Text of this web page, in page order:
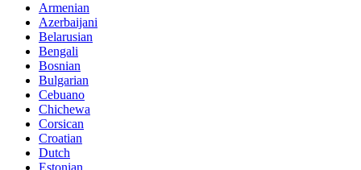
Armenian
Azerbaijani
Belarusian
Bengali
Bosnian
Bulgarian
Cebuano
Chichewa
Corsican
Croatian
Dutch